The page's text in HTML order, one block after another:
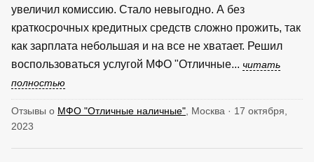
увеличил комиссию. Стало невыгодно. А без
краткосрочных кредитных средств сложно прожить, так
как зарплата небольшая и на все не хватает. Решил
воспользоваться услугой МФО "Отличные... читать
полностью
Отзывы о МФО "Отличные наличные" , Москва · 17 октября,
2023